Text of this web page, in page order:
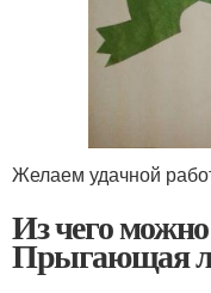
Желаем удачной
Из чего
Прыгающая